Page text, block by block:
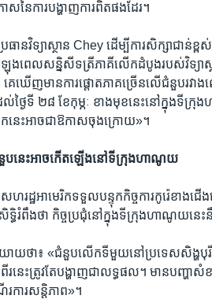
ស​នៃ​ការ​បង្ហាញ​ការ​ពិត​ផង​ដែរ។
ាន​វិទ្យាស្ថាន Chey ដើម្បី​ការ​សិក្សា​ជាន់​
ង​ពេល​សន្និសីទ​ត្រី​ភាគី​លើក​ដំបូង​របស់​វិទ្យា
គេ​ឃើញ​មាន​ការ​ផ្ដោត​ភាគ​ច្រើន​លើ​ជំនួប​រ
ល់​ថ្ងៃ​ទី ២៨ ខែ​កុម្ភៈ ខាង​មុខ​នេះ​នៅ​ក្នុង​
ក​នេះ​អាច​ជា​ឱកាស​ចុង​ក្រោយ»។
ប​នេះ​អាច​កើត​ឡើង​នៅ​ទីក្រុង​ហាណូយ
ដ្ឋ​អាមេរិក​ទទួល​បន្ទុក​កិច្ចការ​កូរ៉េ​ខាង​ជ
ធិ​រំពឹង​ថា​ កិច្ច​ប្រជុំ​នៅ​ក្នុង​ទីក្រុង​ហាណូយ​នេ
យ​ថា៖ «ជំនួប​លើក​ទី​មួយ​នៅ​ប្រទេស​សិង្ហបុរី​ប
េះ​ត្រូវតែ​បង្ហាញ​ជា​លទ្ធផល។ មាន​បញ្ហា​សំ
ការ​សន្តិភាព»។